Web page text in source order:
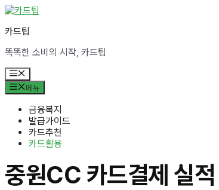
컨
츠
건
너
뛰
기
카드팁
똑똑한 소비의 시작, 카드팁
메
뉴
메뉴
금융복지
발급가이드
카드추천
카드활용
중원CC 카드결제 실